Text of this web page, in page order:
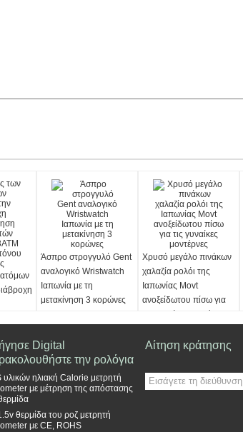
για 1
Άσπρο στρογγυλό Gent
αναλογικό Wristwatch
Ιαπωνία με τη
μετακίνηση 3 κορώνες
Χρυσό μεγάλο πινάκων
χαλαζία ρολόι της
Ιαπωνίας Movt
ανοξείδωτου πίσω για
τις γυναίκες μοντέρνες
Digital
την ρολόγια
υλικών ηλιακή Calorie μετρητή
με μέτρηση της απόστασης
θερμίδα του ροζ μετρητή
με CE, ROHS
Αίτηση κράτησης